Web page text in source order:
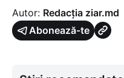
Autor: Redacția ziar.md
Abonează-te